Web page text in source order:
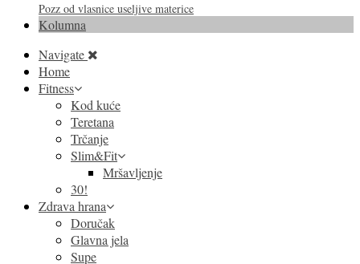
Pozz od vlasnice useljive materice
Kolumna
Navigate
Home
Fitness
Kod kuće
Teretana
Trčanje
Slim&Fit
Mršavljenje
30!
Zdrava hrana
Doručak
Glavna jela
Supe